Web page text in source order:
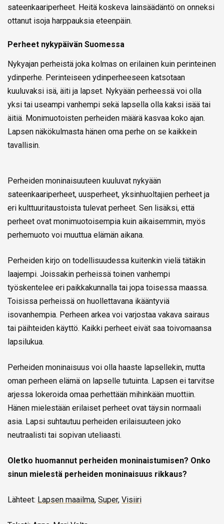
sateenkaariperheet. Heitä koskeva lainsäädäntö on onneksi
ottanut isoja harppauksia eteenpäin.
Perheet nykypäivän Suomessa
Nykyajan perheistä joka kolmas on erilainen kuin perinteinen
ydinperhe. Perinteiseen ydinperheeseen katsotaan
kuuluvaksi isä, äiti ja lapset. Nykyään perheessä voi olla
yksi tai useampi vanhempi sekä lapsella olla kaksi isää tai
äitiä. Monimuotoisten perheiden määrä kasvaa koko ajan.
Lapsen näkökulmasta hänen oma perhe on se kaikkein
tavallisin.
Perheiden moninaisuuteen kuuluvat nykyään
sateenkaariperheet, uusperheet, yksinhuoltajien perheet ja
eri kulttuuritaustoista tulevat perheet. Sen lisäksi, että
perheet ovat monimuotoisempia kuin aikaisemmin, myös
perhemuoto voi muuttua elämän aikana.
Perheiden kirjo on todellisuudessa kuitenkin vielä tätäkin
laajempi. Joissakin perheissä toinen vanhempi
työskentelee eri paikkakunnalla tai jopa toisessa maassa.
Toisissa perheissä on huollettavana ikääntyviä
isovanhempia. Perheen arkea voi varjostaa vakava sairaus
tai päihteiden käyttö. Kaikki perheet eivät saa toivomaansa
lapsilukua.
Perheiden moninaisuus voi olla haaste lapsellekin, mutta
oman perheen elämä on lapselle tutuinta. Lapsen ei tarvitse
arjessa lokeroida omaa perhettään mihinkään muottiin.
Hänen mielestään erilaiset perheet ovat täysin normaali
asia. Lapsi suhtautuu perheiden erilaisuuteen joko
neutraalisti tai sopivan uteliaasti.
Oletko huomannut perheiden moninaistumisen? Onko
sinun mielestä perheiden moninaisuus rikkaus?
Lähteet: Lapsen maailma, Super, Visiiri